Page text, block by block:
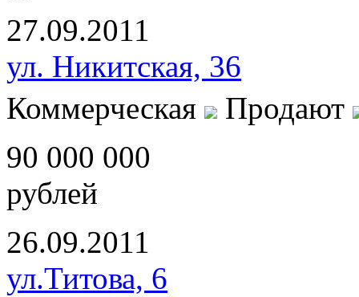
27.09.2011
ул. Никитская, 36
Коммерческая
Продают
90 000 000
рублей
26.09.2011
ул.Титова, 6